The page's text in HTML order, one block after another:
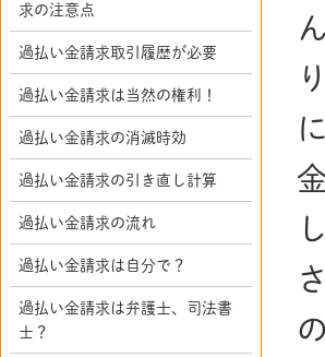
求の注意点
過払い金請求取引履歴が必要
過払い金請求は当然の権利！
過払い金請求の消滅時効
過払い金請求の引き直し計算
過払い金請求の流れ
過払い金請求は自分で？
過払い金請求は弁護士、司法書
士？